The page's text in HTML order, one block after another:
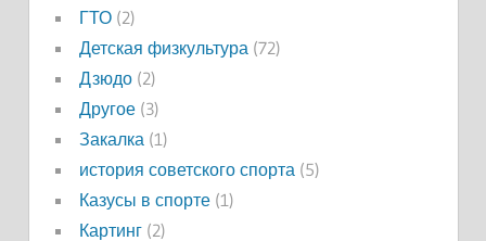
ГТО(2)
Детская физкультура(72)
Дзюдо(2)
Другое(3)
Закалка(1)
история советского спорта(5)
Казусы в спорте(1)
Картинг(2)